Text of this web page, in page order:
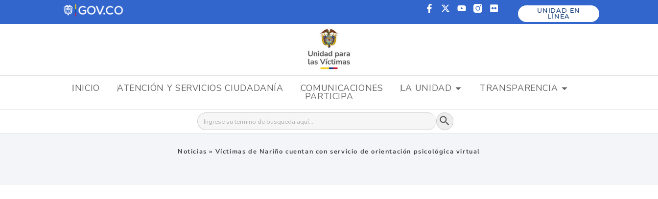
UNIDAD EN
LÍNEA
INICIO ATENCIÓN Y SERVICIOS CIUDADANÍA COMUNICACIONES LA UNIDAD TRANSPARENCIA
PARTICIPA
Buscar: Botón de búsqueda
Noticias » Víctimas de Nariño cuentan con servicio de orientación psicológica virtual